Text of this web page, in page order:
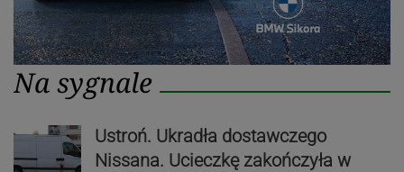
Na sygnale
Ustroń. Ukradła dostawczego
Nissana. Ucieczkę zakończyła w